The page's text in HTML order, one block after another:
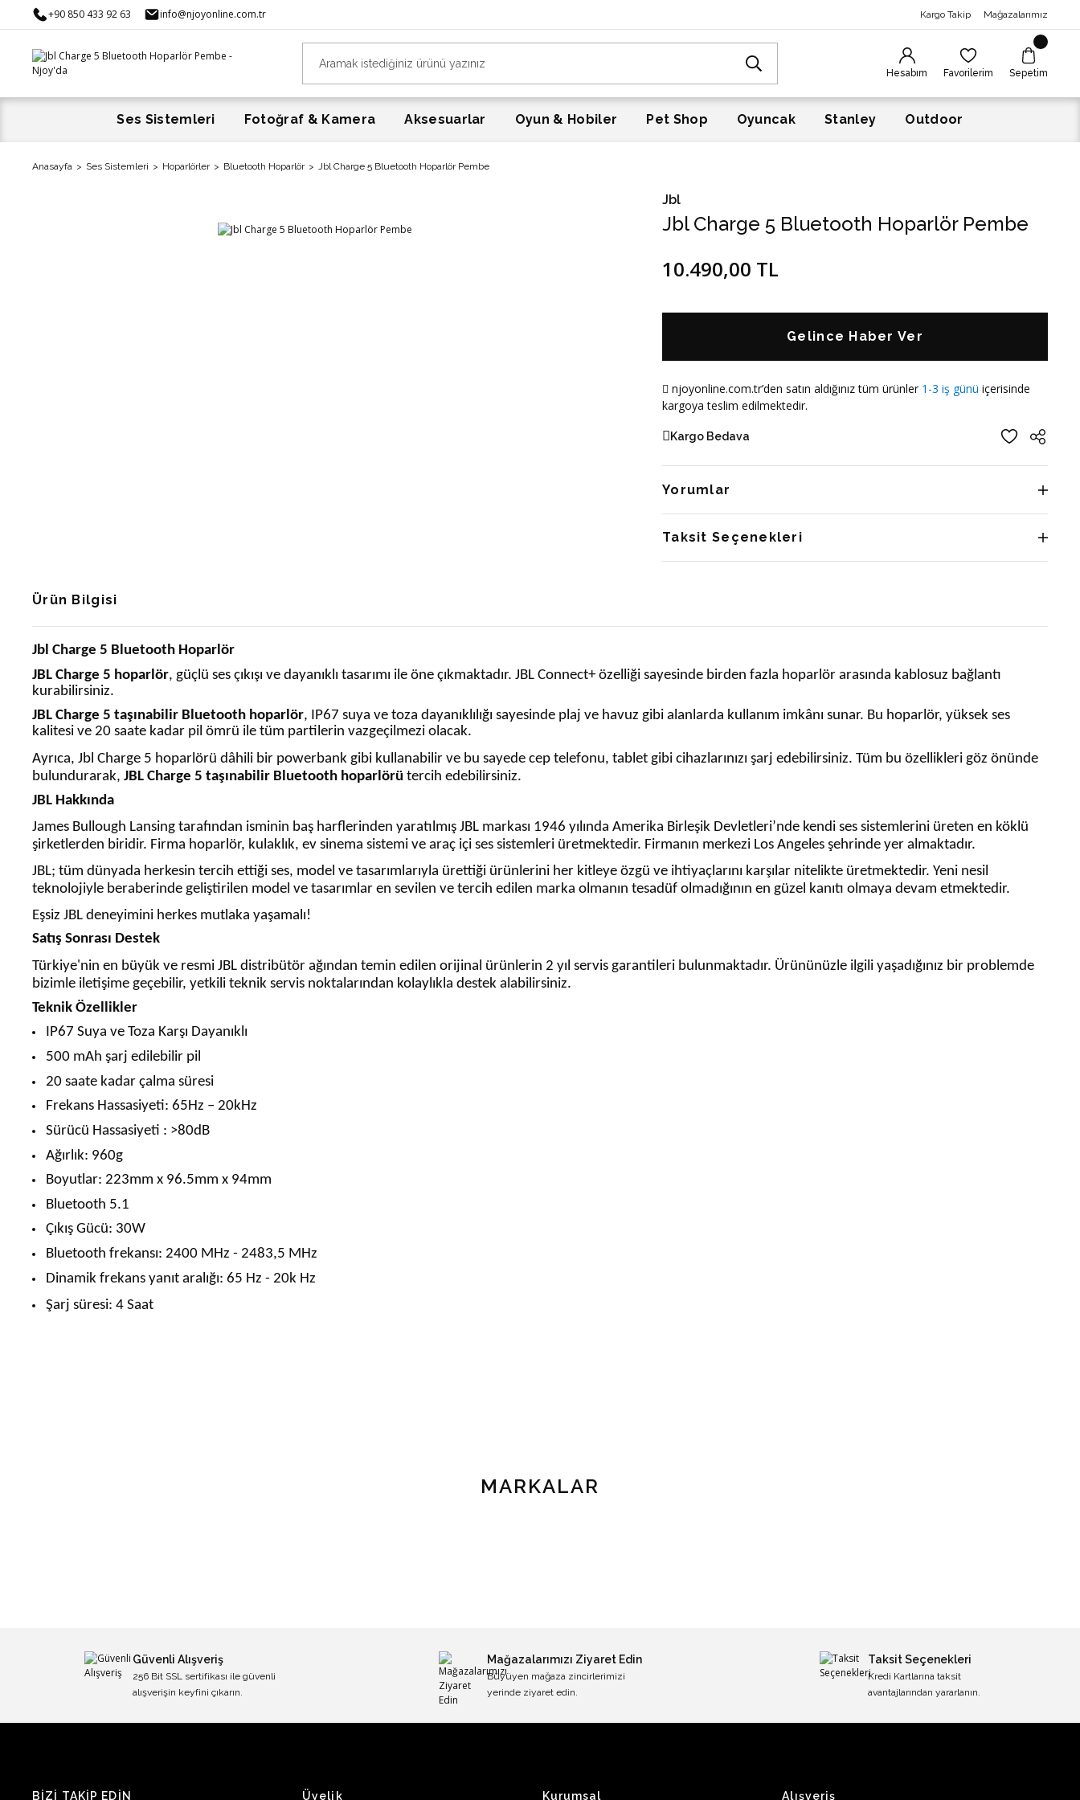
+90 850 433 92 63 info@njoyonline.com.tr Kargo Takip Mağazalarımız
Hesabım Favorilerim Sepetim
Ses Sistemleri Fotoğraf & Kamera Aksesuarlar Oyun & Hobiler Pet Shop Oyuncak Stanley Outdoor
Anasayfa Ses Sistemleri Hoparlörler Bluetooth Hoparlör Jbl Charge 5 Bluetooth Hoparlör Pembe
Jbl
Jbl Charge 5 Bluetooth Hoparlör Pembe
10.490,00 TL
Gelince Haber Ver
njoyonline.com.tr’den satın aldığınız tüm ürünler 1-3 iş günü içerisinde
kargoya teslim edilmektedir.
Kargo Bedava
Yorumlar
Taksit Seçenekleri
Ürün Bilgisi
Jbl Charge 5 Bluetooth Hoparlör
JBL Charge 5 hoparlör, güçlü ses çıkışı ve dayanıklı tasarımı ile öne çıkmaktadır. JBL Connect+ özelliği sayesinde birden fazla hoparlör arasında kablosuz bağlantı
kurabilirsiniz.
JBL Charge 5 taşınabilir Bluetooth hoparlör, IP67 suya ve toza dayanıklılığı sayesinde plaj ve havuz gibi alanlarda kullanım imkânı sunar. Bu hoparlör, yüksek ses
kalitesi ve 20 saate kadar pil ömrü ile tüm partilerin vazgeçilmezi olacak.
Ayrıca, Jbl Charge 5 hoparlörü dâhili bir powerbank gibi kullanabilir ve bu sayede cep telefonu, tablet gibi cihazlarınızı şarj edebilirsiniz. Tüm bu özellikleri göz önünde
bulundurarak, JBL Charge 5 taşınabilir Bluetooth hoparlörü tercih edebilirsiniz.
JBL Hakkında
James Bullough Lansing tarafından isminin baş harflerinden yaratılmış JBL markası 1946 yılında Amerika Birleşik Devletleri’nde kendi ses sistemlerini üreten en köklü
şirketlerden biridir. Firma hoparlör, kulaklık, ev sinema sistemi ve araç içi ses sistemleri üretmektedir. Firmanın merkezi Los Angeles şehrinde yer almaktadır.
JBL; tüm dünyada herkesin tercih ettiği ses, model ve tasarımlarıyla ürettiği ürünlerini her kitleye özgü ve ihtiyaçlarını karşılar nitelikte üretmektedir. Yeni nesil
teknolojiyle beraberinde geliştirilen model ve tasarımlar en sevilen ve tercih edilen marka olmanın tesadüf olmadığının en güzel kanıtı olmaya devam etmektedir.
Eşsiz JBL deneyimini herkes mutlaka yaşamalı!
Satış Sonrası Destek
Türkiye'nin en büyük ve resmi JBL distribütör ağından temin edilen orijinal ürünlerin 2 yıl servis garantileri bulunmaktadır. Ürününüzle ilgili yaşadığınız bir problemde
bizimle iletişime geçebilir, yetkili teknik servis noktalarından kolaylıkla destek alabilirsiniz.
Teknik Özellikler
IP67 Suya ve Toza Karşı Dayanıklı
500 mAh şarj edilebilir pil
20 saate kadar çalma süresi
Frekans Hassasiyeti: 65Hz – 20kHz
Sürücü Hassasiyeti : >80dB
Ağırlık: 960g
Boyutlar: 223mm x 96.5mm x 94mm
Bluetooth 5.1
Çıkış Gücü: 30W
Bluetooth frekansı: 2400 MHz - 2483,5 MHz
Dinamik frekans yanıt aralığı: 65 Hz - 20k Hz
Şarj süresi: 4 Saat
MARKALAR
Güvenli Alışveriş
256 Bit SSL sertifikası ile güvenli
alışverişin keyfini çıkarın.
Mağazalarımızı Ziyaret Edin
Büyüyen mağaza zincirlerimizi
yerinde ziyaret edin.
Taksit Seçenekleri
Kredi Kartlarına taksit
avantajlarından yararlanın.
BİZİ TAKİP EDİN Üyelik Kurumsal Alışveriş